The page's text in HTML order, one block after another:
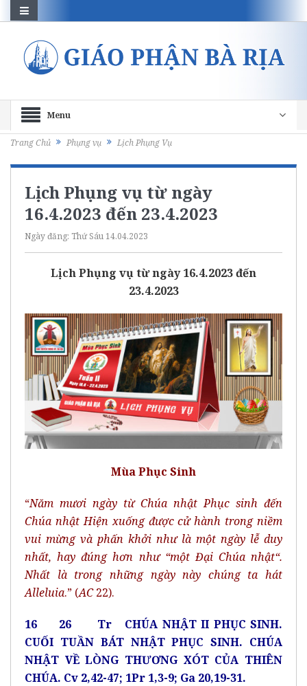
Menu
Trang Chủ Phụng vụ Lịch Phụng Vụ
Lịch Phụng vụ từ ngày
16.4.2023 đến 23.4.2023
Ngày đăng: Thứ Sáu 14.04.2023
Lịch Phụng vụ từ ngày 16.4.2023 đến
23.4.2023
Mùa Phục Sinh
“Năm mươi ngày từ Chúa nhật Phục sinh đến
Chúa nhật Hiện xuống được cử hành trong niềm
vui mừng và phấn khởi như là một ngày lễ duy
nhất, hay đúng hơn như “một Đại Chúa nhật“.
Nhất là trong những ngày này chúng ta hát
Alleluia.” (AC22).
16 26 Tr CHÚA NHẬT II PHỤC SINH.
CUỐI TUẦN BÁT NHẬT PHỤC SINH. CHÚA
NHẬT VỀ LÒNG THƯƠNG XÓT CỦA THIÊN
CHÚA. Cv 2,42-47; 1Pr 1,3-9; Ga 20,19-31.